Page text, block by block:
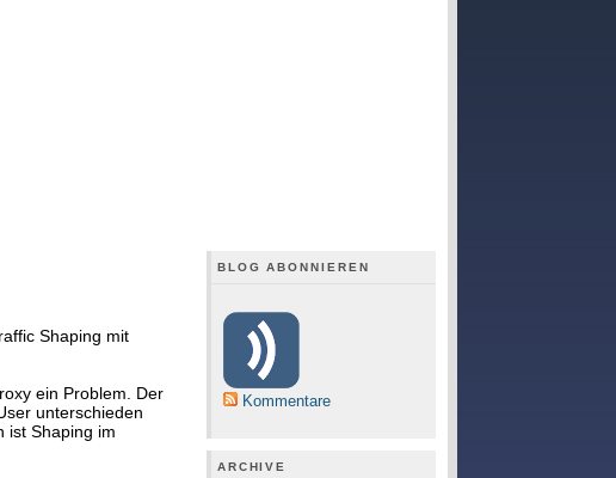
Shaping mit
ein Problem. Der
unterschieden
ist Shaping im
BLOG ABONNIEREN
Kommentare
ARCHIVE